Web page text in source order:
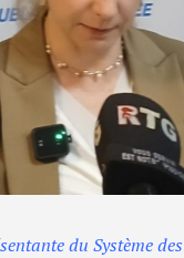
du Système